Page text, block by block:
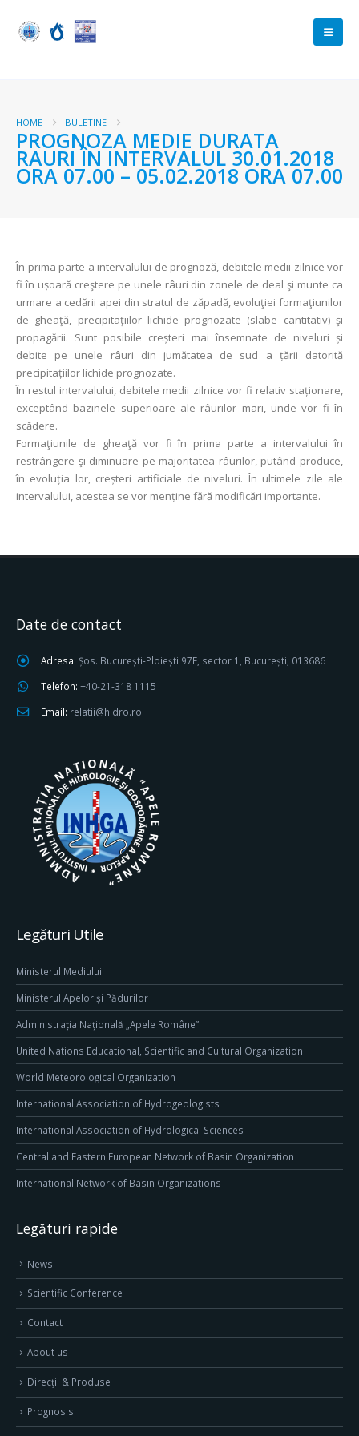
HOME BULETINE
PROGNOZA MEDIE DURATA
RAURI ÎN INTERVALUL 30.01.2018
ORA 07.00 – 05.02.2018 ORA 07.00
În prima parte a intervalului de prognoză, debitele medii zilnice vor
fi în ușoară creştere pe unele râuri din zonele de deal şi munte ca
urmare a cedării apei din stratul de zăpadă, evoluţiei formaţiunilor
de gheaţă, precipitaţiilor lichide prognozate (slabe cantitativ) şi
propagării. Sunt posibile creșteri mai însemnate de niveluri și
debite pe unele râuri din jumătatea de sud a țării datorită
precipitațiilor lichide prognozate.
În restul intervalului, debitele medii zilnice vor fi relativ staționare,
exceptând bazinele superioare ale râurilor mari, unde vor fi în
scădere.
Formaţiunile de gheaţă vor fi în prima parte a intervalului în
restrângere şi diminuare pe majoritatea râurilor, putând produce,
în evoluția lor, creșteri artificiale de niveluri. În ultimele zile ale
intervalului, acestea se vor menține fără modificări importante.
Date de contact
Adresa: Șos. București-Ploiești 97E, sector 1, București, 013686
Telefon: +40-21-318 1115
Email: relatii@hidro.ro
Legături Utile
Ministerul Mediului
Ministerul Apelor și Pădurilor
Administrația Națională „Apele Române”
United Nations Educational, Scientific and Cultural Organization
World Meteorological Organization
International Association of Hydrogeologists
International Association of Hydrological Sciences
Central and Eastern European Network of Basin Organization
International Network of Basin Organizations
Legături rapide
News
Scientific Conference
Contact
About us
Direcţii & Produse
Prognosis